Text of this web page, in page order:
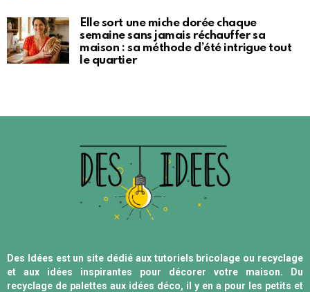
Elle sort une miche dorée chaque
semaine sans jamais réchauffer sa
maison : sa méthode d’été intrigue tout
le quartier
Des Idées est un site dédié aux tutoriels bricolage ou recyclage
et aux idées inspirantes pour décorer votre maison. Du
recyclage de palettes aux idées déco, il y en a pour les petits et